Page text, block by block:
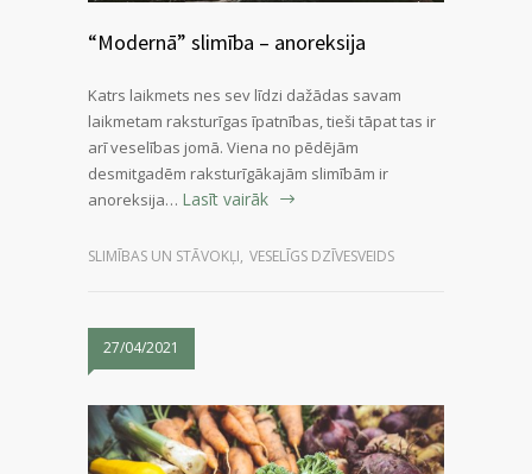
“Modernā” slimība – anoreksija
Katrs laikmets nes sev līdzi dažādas savam
laikmetam raksturīgas īpatnības, tieši tāpat tas ir
arī veselības jomā. Viena no pēdējām
desmitgadēm raksturīgākajām slimībām ir
anoreksija… Lasīt vairāk
SLIMĪBAS UN STĀVOKĻI, VESELĪGS DZĪVESVEIDS
27/04/2021